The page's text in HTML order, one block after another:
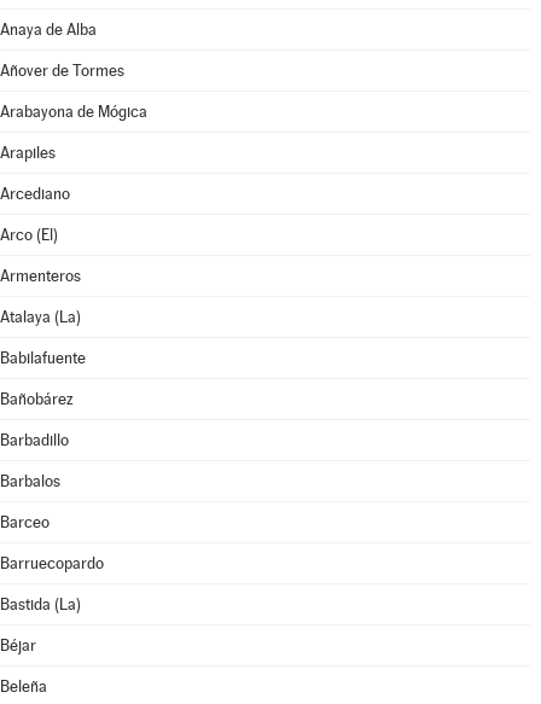
Anaya de Alba
Añover de Tormes
Arabayona de Mógica
Arapiles
Arcediano
Arco (El)
Armenteros
Atalaya (La)
Babilafuente
Bañobárez
Barbadillo
Barbalos
Barceo
Barruecopardo
Bastida (La)
Béjar
Beleña